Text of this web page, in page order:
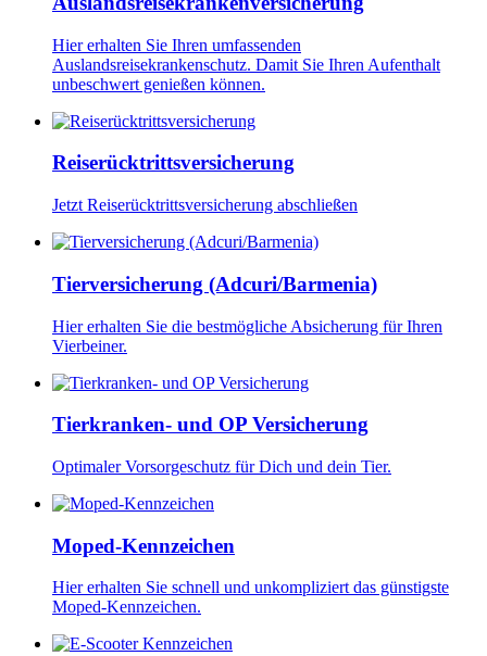
Hier erhalten Sie Ihren umfassenden
Auslandsreisekrankenschutz. Damit Sie Ihren Aufenthalt
unbeschwert genießen können.
Reiserücktrittsversicherung
Jetzt Reiserücktrittsversicherung abschließen
Tierversicherung (Adcuri/Barmenia)
Hier erhalten Sie die bestmögliche Absicherung für Ihren
Vierbeiner.
Tierkranken- und OP Versicherung
Optimaler Vorsorgeschutz für Dich und dein Tier.
Moped-Kennzeichen
Hier erhalten Sie schnell und unkompliziert das günstigste
Moped-Kennzeichen.